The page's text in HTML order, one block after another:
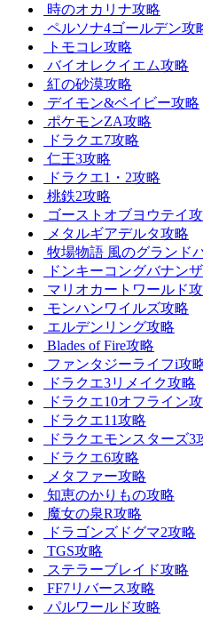
時のオカリナ攻略
ペルソナ4ゴールデン攻
トモコレ攻略
バイオレクイエム攻略
紅の砂漠攻略
デイモン&ベイビー攻略
ポケモンZA攻略
ドラクエ7攻略
仁王3攻略
ドラクエ1・2攻略
桃鉄2攻略
ゴーストオブヨウテイ
メタルギアデルタ攻略
牧場物語 風のグランド
ドンキーコングバナン
マリオカートワールド
モンハンワイルズ攻略
エルデンリング攻略
Blades of Fire攻略
ファンタジーライフi攻
ドラクエ3リメイク攻略
ドラクエ10オフライン
ドラクエ11攻略
ドラクエモンスターズ3
ドラクエ6攻略
メタファー攻略
知恵のかりもの攻略
魔女の泉R攻略
ドラゴンズドグマ2攻略
TGS攻略
ステラーブレイド攻略
FF7リバース攻略
パルワールド攻略